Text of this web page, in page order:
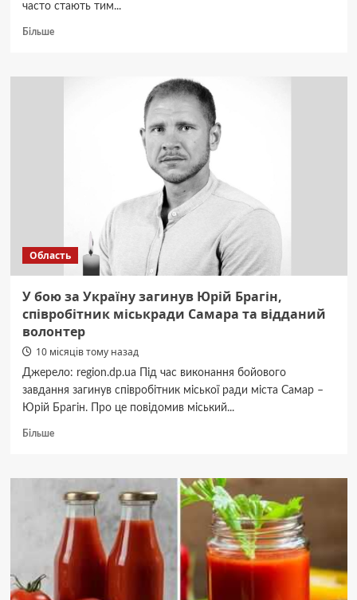
часто стають тим...
БільшеДокладніше
підібрати
Область
У бою за Україну загинув Юрій Брагін,
співробітник міськради Самара та відданий
волонтер
10 місяців тому назад
Джерело: region.dp.ua Під час виконання бойового
завдання загинув співробітник міської ради міста Самар –
Юрій Брагін. Про це повідомив міський...
БільшеДокладніше
бою
Україну
загинув
Юрій
Брагін,
співробітник
Самара